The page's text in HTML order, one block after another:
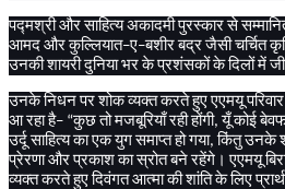
पद्मश्रीऔरसाहित्यअकादमीपुरस्कारसे
आमदऔरकुल्लियात–ए–बशीरबद्रजैसीचर्चित
उनकीशायरीदुनियाभरकेप्रशंसकोंकेदिलोंमें
उनकेनिधनपरशोकव्यक्तकरतेहुएएएमयूपरिवार
आरहाहै– “कुछतोमजबूरियाँरहीहोंगी, यूँकोई
उर्दूसाहित्यकाएकयुगसमाप्तहोगया, किंतुउनके
प्रेरणाऔरप्रकाशकास्रोतबनेरहेंगे। एएमयू
व्यक्तकरतेहुएदिवंगतआत्माकीशांतिकेलिए